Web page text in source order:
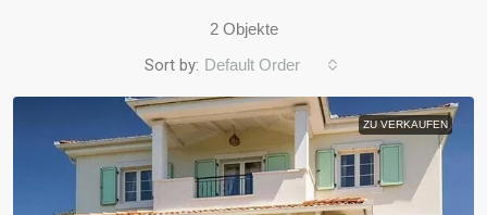
2 Objekte
Sort by: Default Order
ZU VERKAUFEN